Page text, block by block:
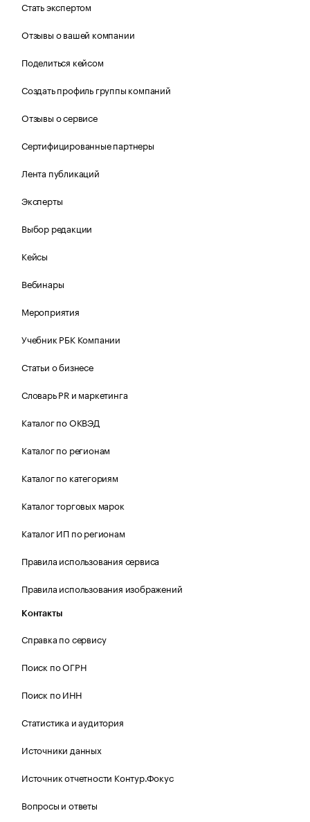
Стать экспертом
Отзывы о вашей компании
Поделиться кейсом
Создать профиль группы компаний
Отзывы о сервисе
Сертифицированные партнеры
Лента публикаций
Эксперты
Выбор редакции
Кейсы
Вебинары
Мероприятия
Учебник РБК Компании
Статьи о бизнесе
Словарь PR и маркетинга
Каталог по ОКВЭД
Каталог по регионам
Каталог по категориям
Каталог торговых марок
Каталог ИП по регионам
Правила использования сервиса
Правила использования изображений
Контакты
Справка по сервису
Поиск по ОГРН
Поиск по ИНН
Статистика и аудитория
Источники данных
Источник отчетности Контур.Фокус
Вопросы и ответы